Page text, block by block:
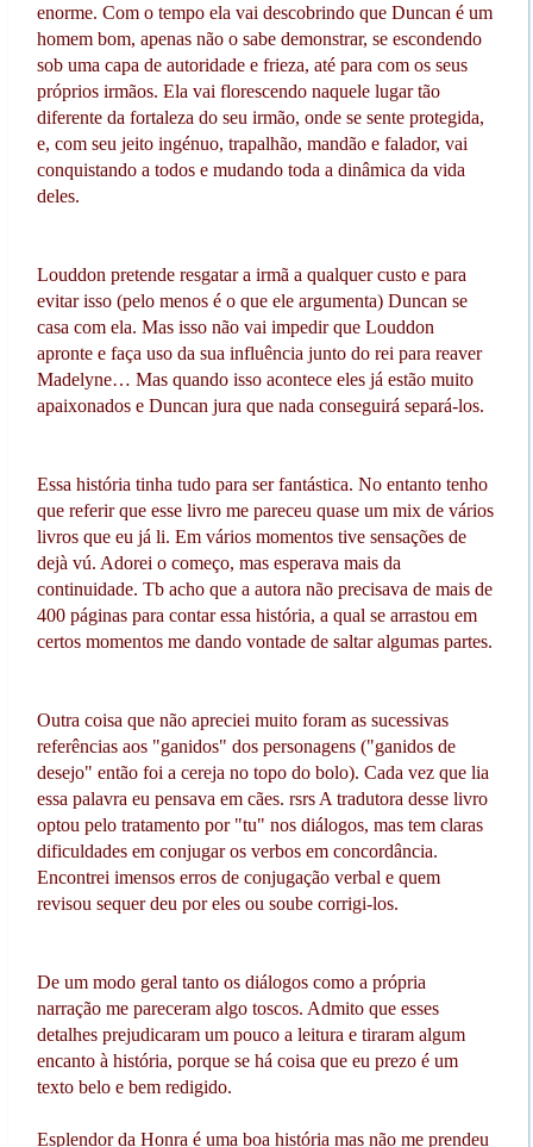
enorme. Com o tempo ela vai descobrindo que Duncan é um
homem bom, apenas não o sabe demonstrar, se escondendo
sob uma capa de autoridade e frieza, até para com os seus
próprios irmãos. Ela vai florescendo naquele lugar tão
diferente da fortaleza do seu irmão, onde se sente protegida,
e, com seu jeito ingénuo, trapalhão, mandão e falador, vai
conquistando a todos e mudando toda a dinâmica da vida
deles.
Louddon pretende resgatar a irmã a qualquer custo e para
evitar isso (pelo menos é o que ele argumenta) Duncan se
casa com ela. Mas isso não vai impedir que Louddon
apronte e faça uso da sua influência junto do rei para reaver
Madelyne… Mas quando isso acontece eles já estão muito
apaixonados e Duncan jura que nada conseguirá separá-los.
Essa história tinha tudo para ser fantástica. No entanto tenho
que referir que esse livro me pareceu quase um mix de vários
livros que eu já li. Em vários momentos tive sensações de
dejà vú. Adorei o começo, mas esperava mais da
continuidade. Tb acho que a autora não precisava de mais de
400 páginas para contar essa história, a qual se arrastou em
certos momentos me dando vontade de saltar algumas partes.
Outra coisa que não apreciei muito foram as sucessivas
referências aos "ganidos" dos personagens ("ganidos de
desejo" então foi a cereja no topo do bolo). Cada vez que lia
essa palavra eu pensava em cães. rsrs A tradutora desse livro
optou pelo tratamento por "tu" nos diálogos, mas tem claras
dificuldades em conjugar os verbos em concordância.
Encontrei imensos erros de conjugação verbal e quem
revisou sequer deu por eles ou soube corrigi-los.
De um modo geral tanto os diálogos como a própria
narração me pareceram algo toscos. Admito que esses
detalhes prejudicaram um pouco a leitura e tiraram algum
encanto à história, porque se há coisa que eu prezo é um
texto belo e bem redigido.
Esplendor da Honra é uma boa história mas não me prendeu